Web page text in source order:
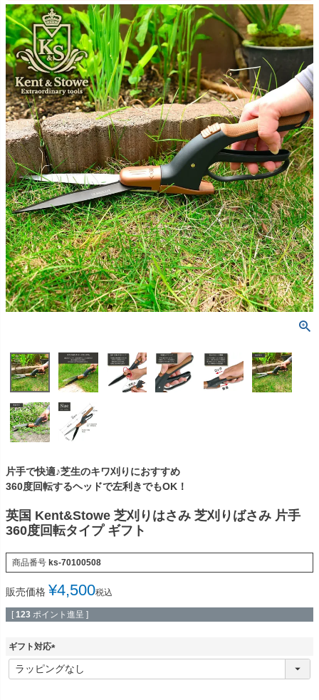
片手で快適♪芝生のキワ刈りにおすすめ
360度回転するヘッドで左利きでもOK！
英国 Kent&Stowe 芝刈りはさみ 芝刈りばさみ 片手
360度回転タイプ ギフト
商品番号 ks-70100508
販売価格 ¥4,500税込
[ 123 ポイント進呈 ]
ギフト対応
(
必